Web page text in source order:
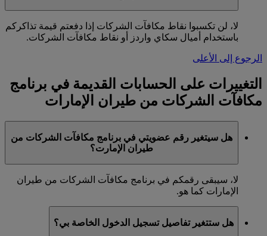
لا، لن تكسبوا نقاط مكافآت الشركات إذا دفعتم قيمة تذاكركم
باستخدام أميال سكاي واردز أو نقاط مكافآت الشركات.
الرجوع إلى الأعلى
التغييرات على الحسابات القديمة في برنامج
مكافآت الشركات من طيران الإمارات
هل سيتغير رقم عضويتي في برنامج مكافآت الشركات من
طيران الإمارت؟
لا، سيبقى رقمكم في برنامج مكافآت الشركات من طيران
الإمارات كما هو.
هل ستتغير تفاصيل تسجيل الدخول الخاصة بي؟